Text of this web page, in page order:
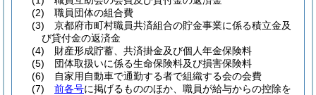
(2)
職員団体の組合費
(3)
京都府市町村職員共済組合の貯金事業に係る積立金及
び貸付金の返済金
(4)
財産形成貯蓄、共済掛金及び個人年金保険料
(5)
団体取扱いに係る生命保険料及び損害保険料
(6)
自家用自動車で通勤する者で組織する会の会費
(7)
前各号に掲げるもののほか、職員が給与からの控除を